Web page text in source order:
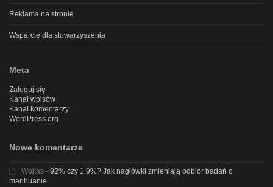
Reklama na stronie
Wsparcie dla stowarzyszenia
Meta
Zaloguj się
Kanał wpisów
Kanał komentarzy
WordPress.org
Nowe komentarze
Wojtas - 92% czy 1,9%? Jak nagłówki zmieniają odbiór badań o
marihuanie